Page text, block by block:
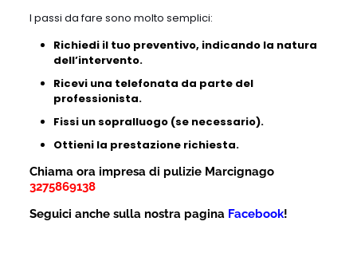
I passi da fare sono molto semplici:
Richiedi il tuo preventivo, indicando la natura
dell’intervento.
Ricevi una telefonata da parte del
professionista.
Fissi un sopralluogo (se necessario).
Ottieni la prestazione richiesta.
Chiama ora impresa di pulizie Marcignago
3275869138
Seguici anche sulla nostra pagina Facebook!